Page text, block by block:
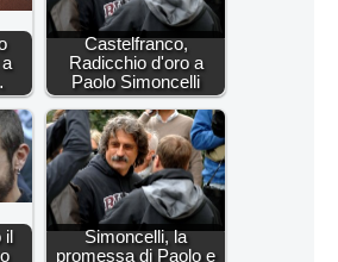
Castelfranco,
Radicchio d'oro a
Paolo Simoncelli
il
Simoncelli, la
promessa di Paolo e